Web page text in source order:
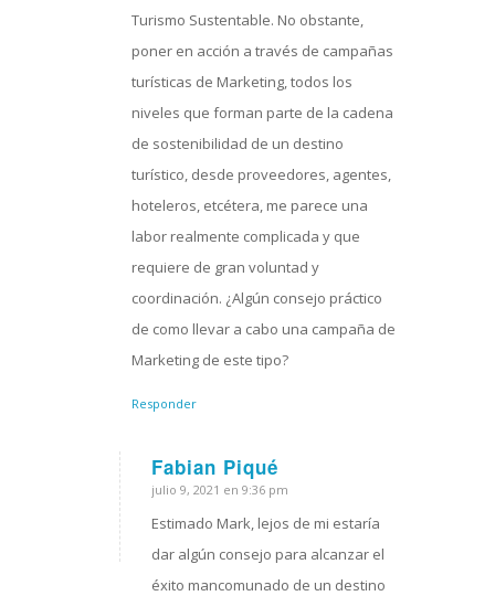
Turismo Sustentable. No obstante,
poner en acción a través de campañas
turísticas de Marketing, todos los
niveles que forman parte de la cadena
de sostenibilidad de un destino
turístico, desde proveedores, agentes,
hoteleros, etcétera, me parece una
labor realmente complicada y que
requiere de gran voluntad y
coordinación. ¿Algún consejo práctico
de como llevar a cabo una campaña de
Marketing de este tipo?
Responder
Fabian Piqué
Dice:
julio 9, 2021 en 9:36 pm
Estimado Mark, lejos de mi estaría
dar algún consejo para alcanzar el
éxito mancomunado de un destino